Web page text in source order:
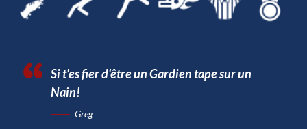
Si t'es fier d'être un Gardien tape sur un
Nain!
Greg